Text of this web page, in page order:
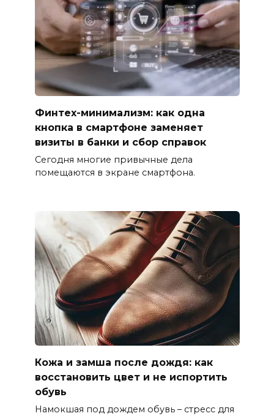
Финтех-минимализм: как одна
кнопка в смартфоне заменяет
визиты в банки и сбор справок
Сегодня многие привычные дела
помещаются в экране смартфона.
Кожа и замша после дождя: как
восстановить цвет и не испортить
обувь
Намокшая под дождем обувь – стресс для